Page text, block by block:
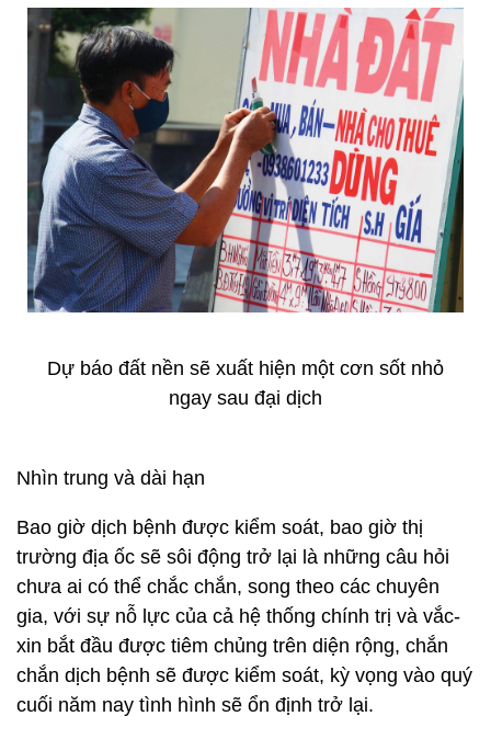
Dự báo đất nền sẽ xuất hiện một cơn sốt nhỏ
ngay sau đại dịch
Nhìn trung và dài hạn
Bao giờ dịch bệnh được kiểm soát, bao giờ thị
trường địa ốc sẽ sôi động trở lại là những câu hỏi
chưa ai có thể chắc chắn, song theo các chuyên
gia, với sự nỗ lực của cả hệ thống chính trị và vắc-
xin bắt đầu được tiêm chủng trên diện rộng, chắn
chắn dịch bệnh sẽ được kiểm soát, kỳ vọng vào quý
cuối năm nay tình hình sẽ ổn định trở lại.